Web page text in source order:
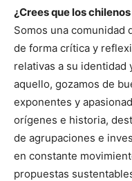
¿Crees que los
Somos una comunidad
de forma crítica y
relativas a su identidad
aquello, gozamos de
exponentes y
orígenes e historia,
de agrupaciones e
en constante
propuestas